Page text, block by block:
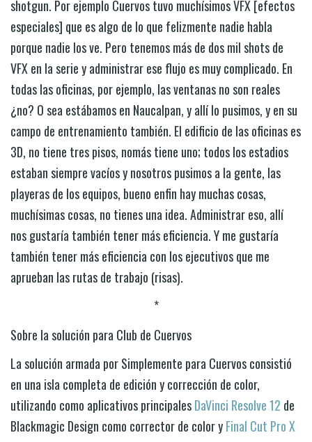
shotgun. Por ejemplo Cuervos tuvo muchísimos VFX [efectos
especiales] que es algo de lo que felizmente nadie habla
porque nadie los ve. Pero tenemos más de dos mil shots de
VFX en la serie y administrar ese flujo es muy complicado. En
todas las oficinas, por ejemplo, las ventanas no son reales
¿no? O sea estábamos en Naucalpan, y allí lo pusimos, y en su
campo de entrenamiento también. El edificio de las oficinas es
3D, no tiene tres pisos, nomás tiene uno; todos los estadios
estaban siempre vacíos y nosotros pusimos a la gente, las
playeras de los equipos, bueno enfin hay muchas cosas,
muchísimas cosas, no tienes una idea. Administrar eso, allí
nos gustaría también tener más eficiencia. Y me gustaría
también tener más eficiencia con los ejecutivos que me
aprueban las rutas de trabajo (risas).
*
Sobre la solución para Club de Cuervos
La solución armada por Simplemente para Cuervos consistió
en una isla completa de edición y corrección de color,
utilizando como aplicativos principalesDaVinci Resolve 12 de
Blackmagic Design como corrector de color yFinal Cut Pro X